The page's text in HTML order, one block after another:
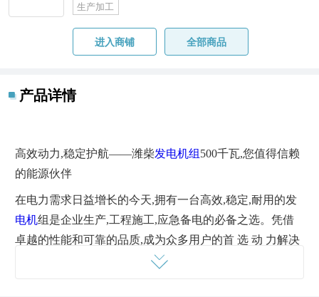
生产加工
进入商铺 全部商品
产品详情
高效动力,稳定护航——潍柴发电机组 500千瓦,您值得信赖
的能源伙伴‌
在电力需求日益增长的今天,拥有一台高效,稳定,耐用的发
电机组是企业生产,工程施工,应急备电的必备之选。凭借
卓越的性能和可靠的品质,成为众多用户的首 选 动 力解决